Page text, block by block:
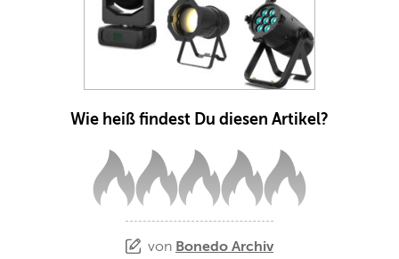
Wie heiß findest Du diesen Artikel?
von Bonedo Archiv